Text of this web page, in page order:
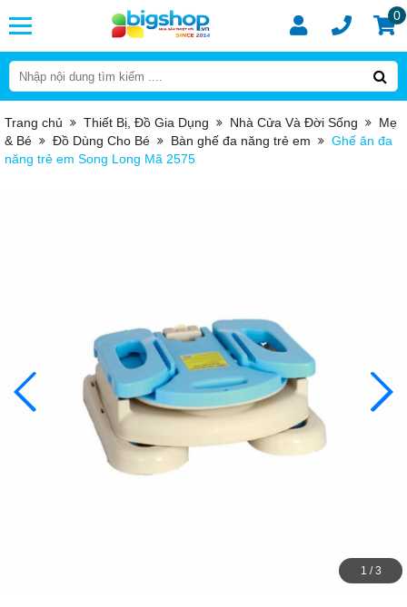
0
Trang chủ Thiết Bị, Đồ Gia Dụng Nhà Cửa Và Đời Sống
Mẹ
& Bé
Đồ Dùng Cho Bé Bàn ghế đa năng trẻ em
Ghế ăn đa
năng trẻ em Song Long Mã 2575
1 /3